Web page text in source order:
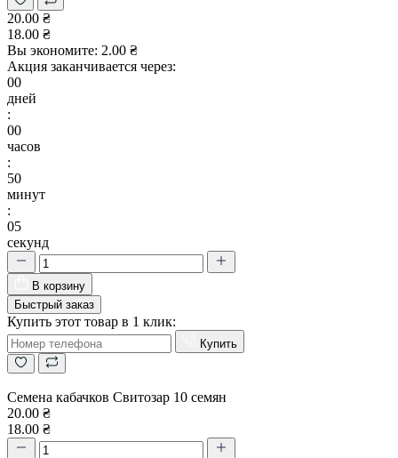
20.00 ₴
18.00 ₴
Вы экономите: 2.00 ₴
Акция заканчивается через:
00
дней
:
00
часов
:
50
минут
:
04
секунд
В корзину
Быстрый заказ
Купить этот товар в 1 клик:
Купить
Семена кабачков Свитозар 10 семян
20.00 ₴
18.00 ₴